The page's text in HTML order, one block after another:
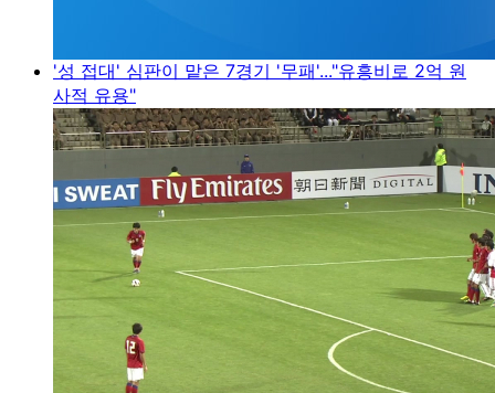
'성 접대' 심판이 맡은 7경기 '무패'..."유흥비로 2억 원
사적 유용"